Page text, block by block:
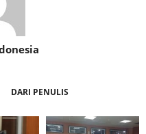
DARI PENULIS